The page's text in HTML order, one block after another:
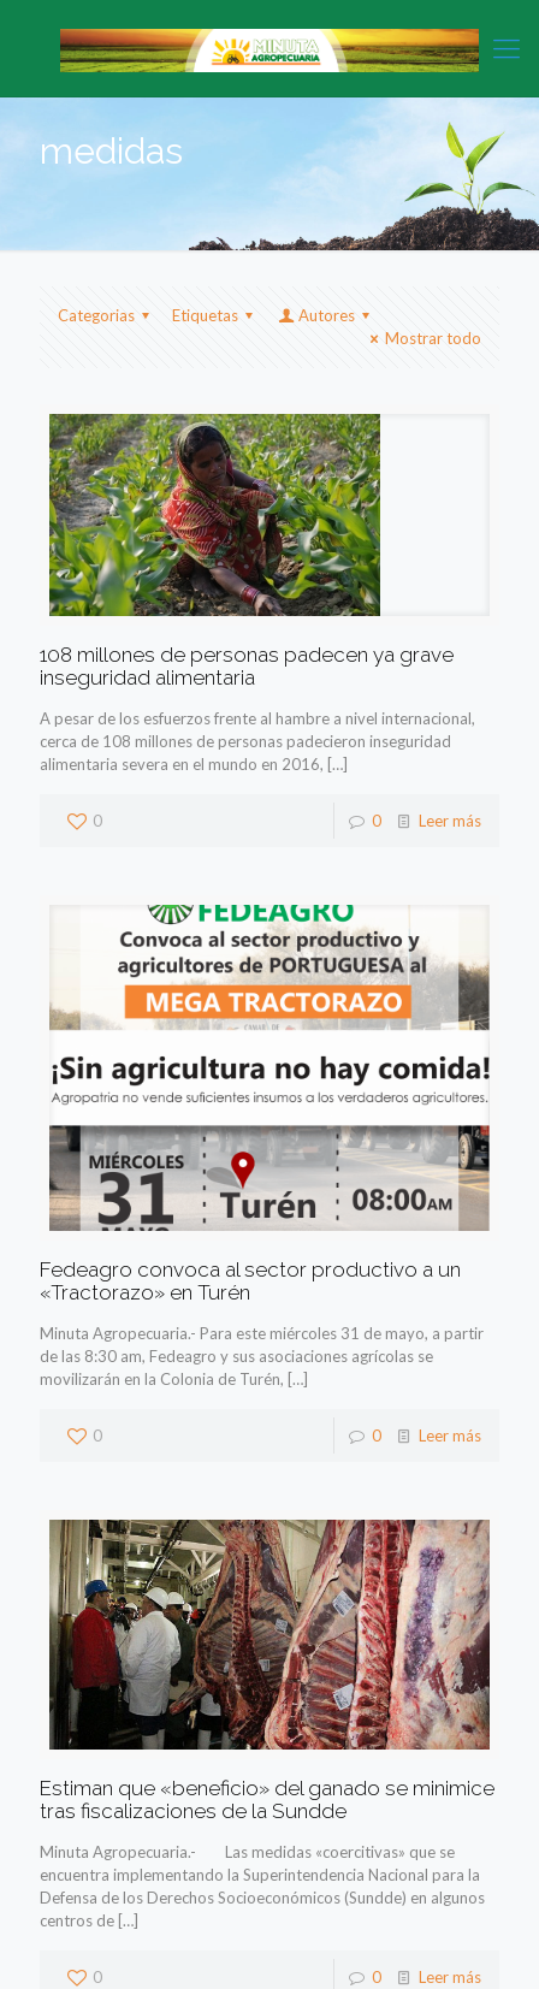
medidas
Categorias Etiquetas
Autores
Mostrar todo
108 millones de personas padecen ya grave
inseguridad alimentaria
A pesar de los esfuerzos frente al hambre a nivel internacional,
cerca de 108 millones de personas padecieron inseguridad
alimentaria severa en el mundo en 2016, […]
0 0 Leer más
Fedeagro convoca al sector productivo a un
«Tractorazo» en Turén
Minuta Agropecuaria.- Para este miércoles 31 de mayo, a partir
de las 8:30 am, Fedeagro y sus asociaciones agrícolas se
movilizarán en la Colonia de Turén, […]
0 0 Leer más
Estiman que «beneficio» del ganado se minimice
tras fiscalizaciones de la Sundde
Minuta Agropecuaria.- Las medidas «coercitivas» que se
encuentra implementando la Superintendencia Nacional para la
Defensa de los Derechos Socioeconómicos (Sundde) en algunos
centros de […]
0 0 Leer más